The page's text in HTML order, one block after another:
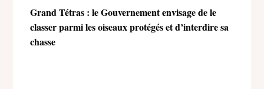
Grand Tétras : le Gouvernement envisage de le
classer parmi les oiseaux protégés et d’interdire sa
chasse